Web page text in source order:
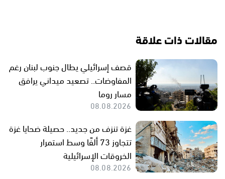
مقالات ذات علاقة
قصف إسرائيلي يطال جنوب لبنان رغم
المفاوضات.. تصعيد ميداني يرافق
مسار روما
08.08.2026
غزة تنزف من جديد.. حصيلة ضحايا غزة
تتجاوز 73 ألفًا وسط استمرار
الخروقات الإسرائيلية
08.08.2026